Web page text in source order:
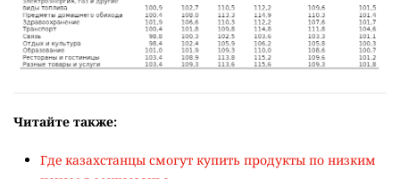
Читайте также:
Где казахстанцы смогут купить продукты по низким